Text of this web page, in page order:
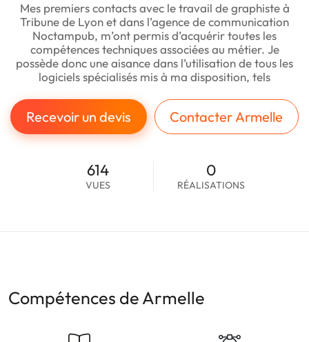
Mes premiers contacts avec le travail de graphiste à
Tribune de Lyon et dans l’agence de communication
Noctampub, m’ont permis d’acquérir toutes les
compétences techniques associées au métier. Je
possède donc une aisance dans l’utilisation de tous les
logiciels spécialisés mis à ma disposition, tels
Recevoir un devis Contacter Armelle
614
VUES
0
RÉALISATIONS
Compétences de Armelle